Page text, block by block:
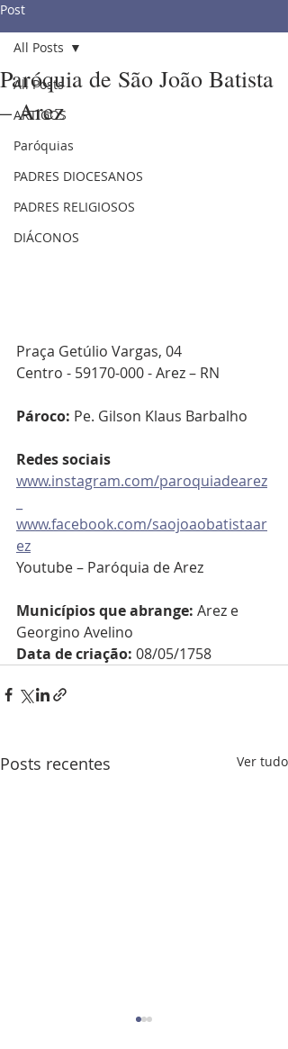
Post
All Posts
ARTIGOS
Paróquias
PADRES DIOCESANOS
PADRES RELIGIOSOS
DIÁCONOS
All Posts
Paróquia de São João Batista
– Arez
Praça Getúlio Vargas, 04
Centro - 59170-000 - Arez – RN
Pároco: Pe. Gilson Klaus Barbalho
Redes sociais
www.instagram.com/paroquiadearez
www.facebook.com/saojoaobatistaar
ez
Youtube – Paróquia de Arez
Municípios que abrange: Arez e
Georgino Avelino
Data de criação: 08/05/1758
Posts recentes Ver tudo